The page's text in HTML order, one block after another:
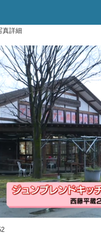
真詳細